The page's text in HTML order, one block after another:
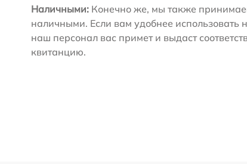
Наличными: Конечно же, мы также
наличными. Если вам удобнее использовать
наш персонал вас примет и выдаст
квитанцию.